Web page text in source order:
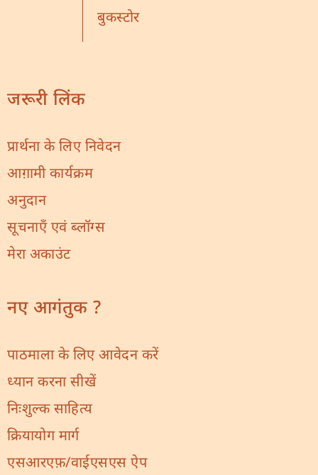
बुकस्टोर
जरूरी लिंक
प्रार्थना के लिए निवेदन
आग़ामी कार्यक्रम
अनुदान
सूचनाएँ एवं ब्लॉग्स
मेरा अकाउंट
नए आगंतुक ?
पाठमाला के लिए आवेदन करें
ध्यान करना सीखें
निःशुल्क साहित्य
क्रियायोग मार्ग
एसआरएफ़/वाईएसएस ऐप